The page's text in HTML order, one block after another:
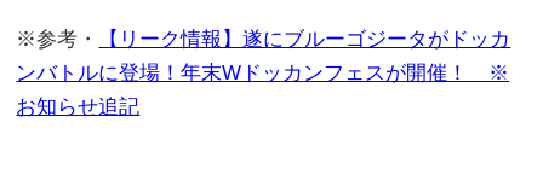
※参考・
【リーク情報】遂にブルーゴジータがドッカ
ンバトルに登場！年末Wドッカンフェスが開催！ ※
お知らせ追記